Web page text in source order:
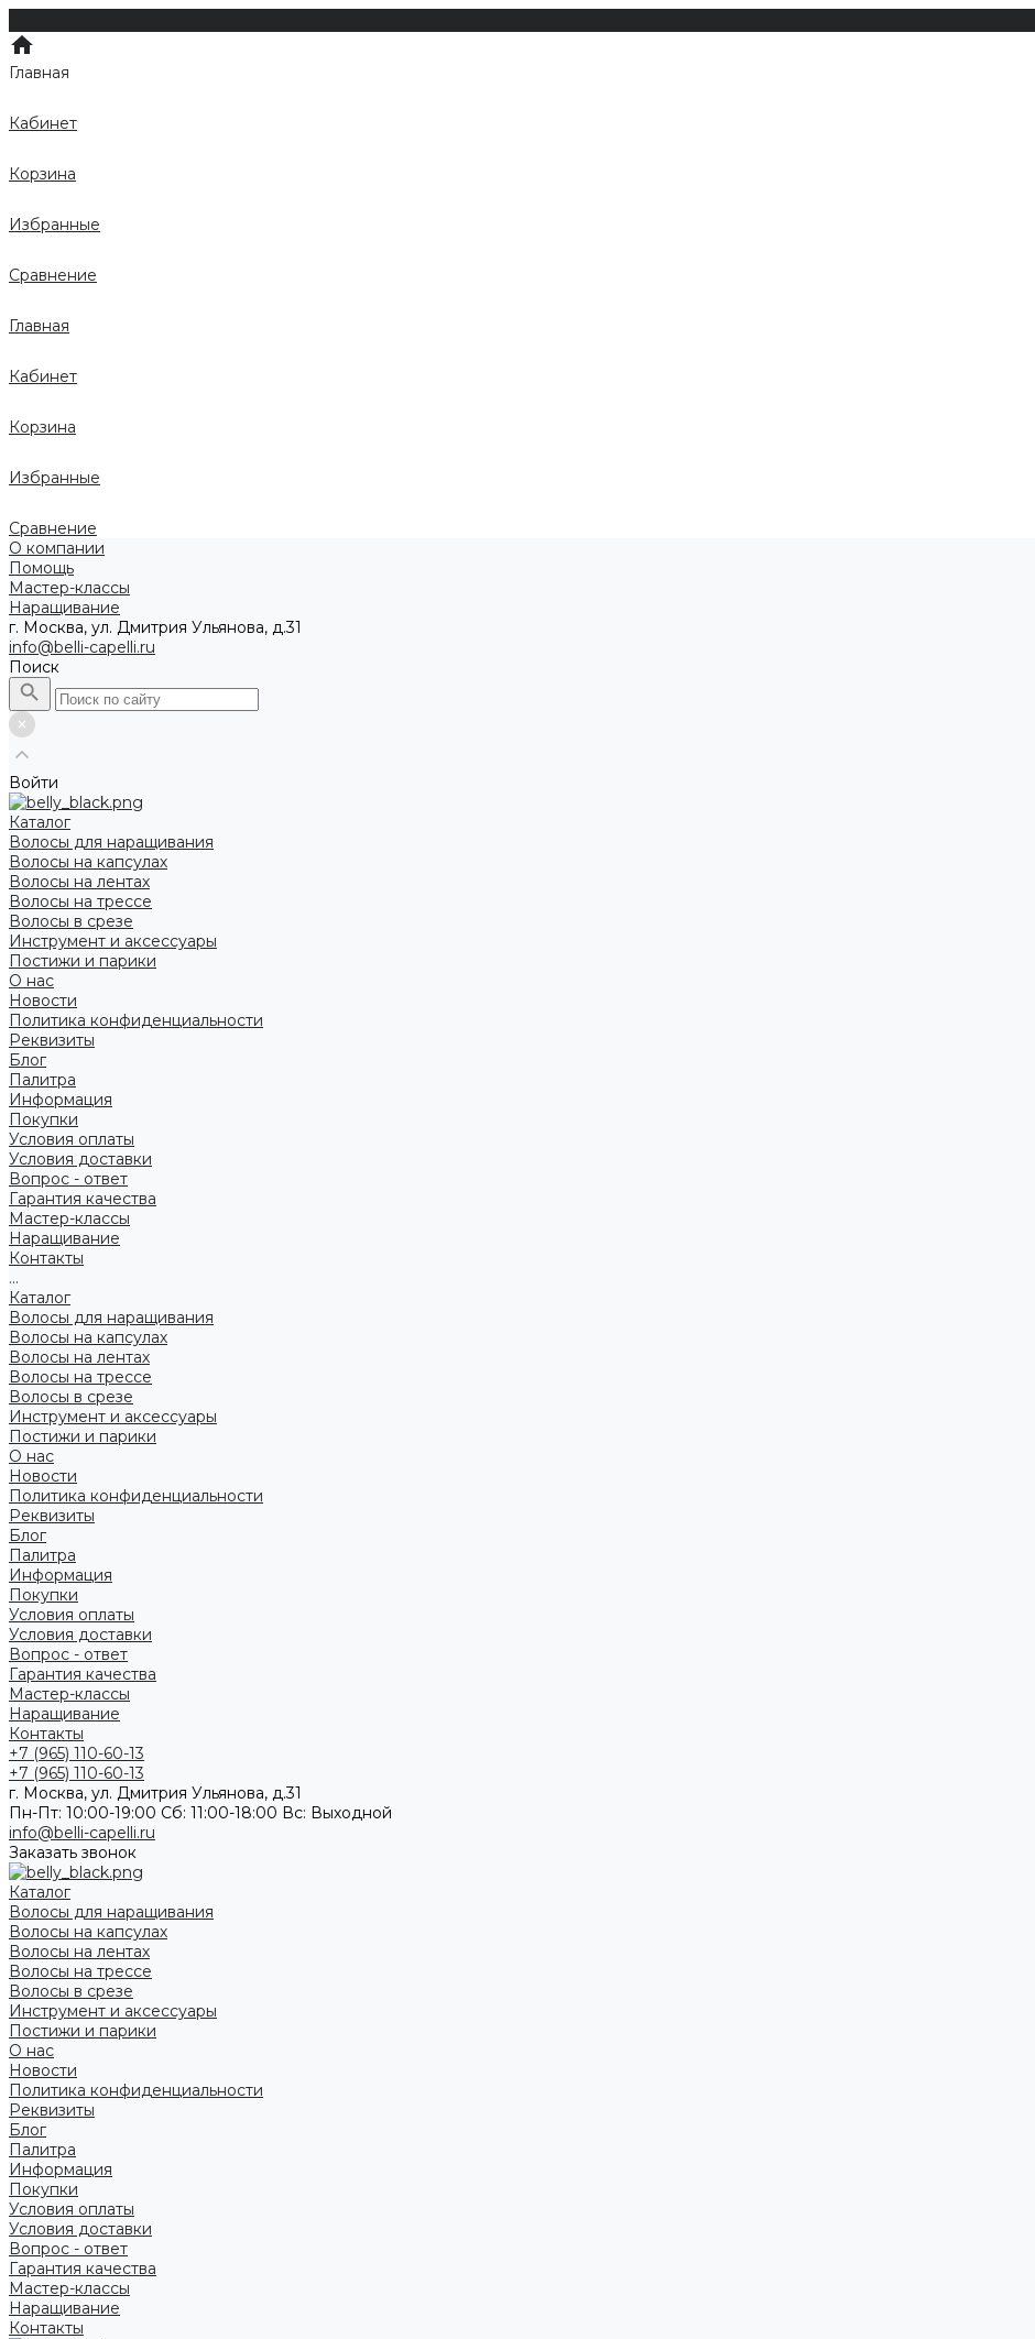
Главная
Кабинет
Корзина
Избранные
Сравнение
Главная
Кабинет
Корзина
Избранные
Сравнение
О компании
Помощь
Мастер-классы
Наращивание
г. Москва, ул. Дмитрия Ульянова, д.31
info@belli-capelli.ru
Поиск
Войти
Каталог
Волосы для наращивания
Волосы на капсулах
Волосы на лентах
Волосы на трессе
Волосы в срезе
Инструмент и аксессуары
Постижи и парики
О нас
Новости
Политика конфиденциальности
Реквизиты
Блог
Палитра
Информация
Покупки
Условия оплаты
Условия доставки
Вопрос - ответ
Гарантия качества
Мастер-классы
Наращивание
Контакты
...
Каталог
Волосы для наращивания
Волосы на капсулах
Волосы на лентах
Волосы на трессе
Волосы в срезе
Инструмент и аксессуары
Постижи и парики
О нас
Новости
Политика конфиденциальности
Реквизиты
Блог
Палитра
Информация
Покупки
Условия оплаты
Условия доставки
Вопрос - ответ
Гарантия качества
Мастер-классы
Наращивание
Контакты
+7 (965) 110-60-13
+7 (965) 110-60-13
г. Москва, ул. Дмитрия Ульянова, д.31
Пн-Пт: 10:00-19:00 Cб: 11:00-18:00 Вс: Выходной
info@belli-capelli.ru
Заказать звонок
Каталог
Волосы для наращивания
Волосы на капсулах
Волосы на лентах
Волосы на трессе
Волосы в срезе
Инструмент и аксессуары
Постижи и парики
О нас
Новости
Политика конфиденциальности
Реквизиты
Блог
Палитра
Информация
Покупки
Условия оплаты
Условия доставки
Вопрос - ответ
Гарантия качества
Мастер-классы
Наращивание
Контакты